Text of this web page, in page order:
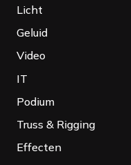
Licht
Geluid
Video
IT
Podium
Truss & Rigging
Effecten